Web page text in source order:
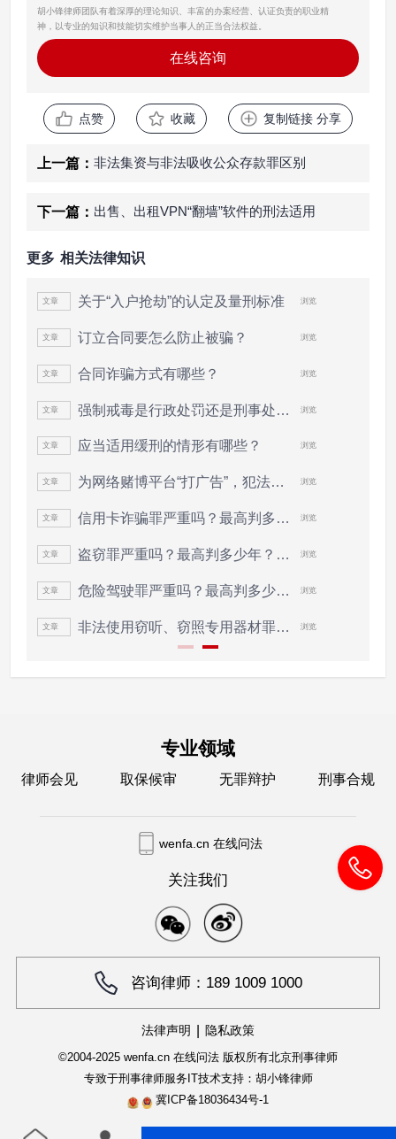
胡小锋律师团队有着深厚的理论知识、丰富的办案经营、认证负责的职业精
神，以专业的知识和技能切实维护当事人的正当合法权益。
在线咨询
点赞 收藏 复制链接 分享
上一篇： 非法集资与非法吸收公众存款罪区别
下一篇： 出售、出租VPN“翻墙”软件的刑法适用
更多 相关法律知识
文章 关于“入户抢劫”的认定及量刑标准 浏览
文章 订立合同要怎么防止被骗？ 浏览
文章 合同诈骗方式有哪些？ 浏览
文章 强制戒毒是行政处罚还是刑事处罚? 浏览
文章 应当适用缓刑的情形有哪些？ 浏览
文章 为网络赌博平台“打广告”，犯法吗？ 浏览
文章 信用卡诈骗罪严重吗？最高判多少年？信用... 浏览
文章 盗窃罪严重吗？最高判多少年？盗窃罪的定... 浏览
文章 危险驾驶罪严重吗？最高判多少年？危险驾... 浏览
文章 非法使用窃听、窃照专用器材罪量刑有什... 浏览
专业领域
律师会见 取保候审 无罪辩护 刑事合规
wenfa.cn 在线问法
关注我们
咨询律师：189 1009 1000
法律声明 隐私政策
©2004-2025 wenfa.cn 在线问法 版权所有北京刑事律师
专致于刑事律师服务IT技术支持：胡小锋律师
冀ICP备18036434号-1